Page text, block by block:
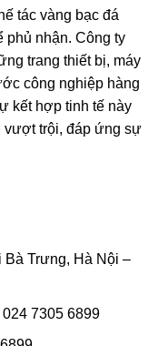
tác vàng bạc đá
phủ nhận. Công ty
trang thiết bị, máy
công nghiệp hàng
kết hợp tinh tế này
vượt trội, đáp ứng sự
Bà Trưng, Hà Nội –
7305 6899